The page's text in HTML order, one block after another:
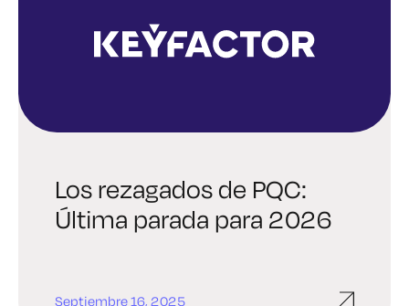
Los rezagados de PQC:
Última parada para 2026
Septiembre 16, 2025